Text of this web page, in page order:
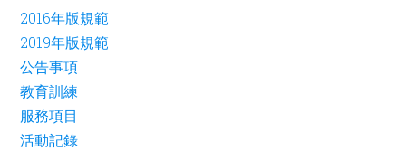
2016年版規範
2019年版規範
公告事項
教育訓練
服務項目
活動記錄